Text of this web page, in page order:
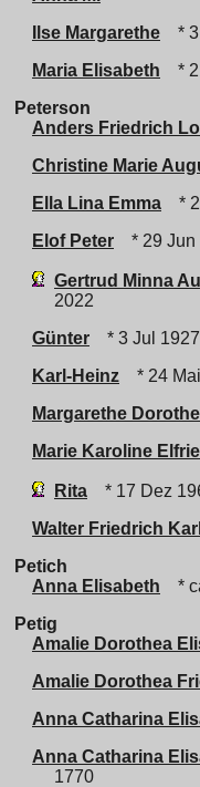
Ilse Margarethe
*
Maria Elisabeth
*
Peterson
Anders Friedrich
Christine Marie
Ella Lina Emma
*
Elof Peter
* 29 Jun
Gertrud Minna
2022
Günter
* 3 Jul
Karl-Heinz
* 24
Margarethe
Marie Karoline
Rita
* 17 Dez
Walter Friedrich Karl
Petich
Anna Elisabeth
*
Petig
Amalie Dorothea
Amalie Dorothea
Anna Catharina
Anna Catharina
1770